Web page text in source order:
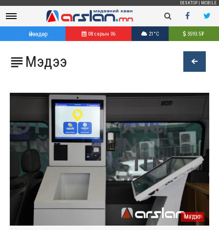
DESKTOP MOBILE
Өнөөдөр 08 сарын 06 21°C 3593.5₮
 Мэдээ
Мэдээ